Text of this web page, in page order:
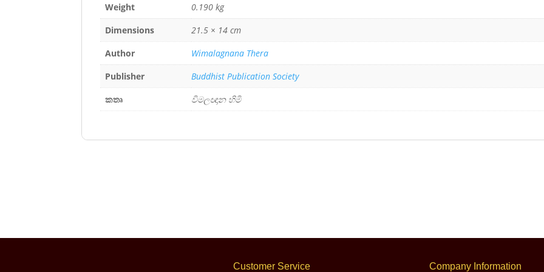
Weight
0.190 kg
Dimensions
21.5 × 14 cm
Author
Wimalagnana Thera
Publisher
Buddhist Publication Society
කතෘ
විමලඥාන හිමි
Customer Service Company Information